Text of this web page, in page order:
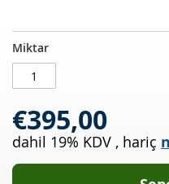
Dizel
partikül
filtresi
A6
Avant
2.7
TDI
STOKTA
MEVCUT
Miktar
€395,00
dahil 19% KDV , hariç